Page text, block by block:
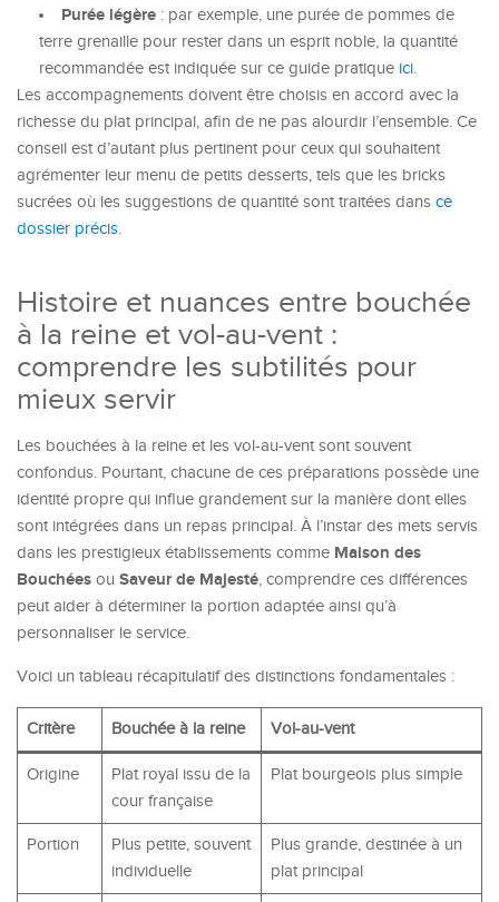
Purée légère : par exemple, une purée de pommes de
terre grenaille pour rester dans un esprit noble, la quantité
recommandée est indiquée sur ce guide pratique ici.
Les accompagnements doivent être choisis en accord avec la
richesse du plat principal, afin de ne pas alourdir l’ensemble. Ce
conseil est d’autant plus pertinent pour ceux qui souhaitent
agrémenter leur menu de petits desserts, tels que les bricks
sucrées où les suggestions de quantité sont traitées dans ce
dossier précis.
Histoire et nuances entre bouchée
à la reine et vol-au-vent :
comprendre les subtilités pour
mieux servir
Les bouchées à la reine et les vol-au-vent sont souvent
confondus. Pourtant, chacune de ces préparations possède une
identité propre qui influe grandement sur la manière dont elles
sont intégrées dans un repas principal. À l’instar des mets servis
dans les prestigieux établissements comme Maison des
Bouchées ou Saveur de Majesté, comprendre ces différences
peut aider à déterminer la portion adaptée ainsi qu’à
personnaliser le service.
Voici un tableau récapitulatif des distinctions fondamentales :
Critère Bouchée à la reine Vol-au-vent
Origine
Plat royal issu de la
cour française
Plat bourgeois plus simple
Portion
Plus petite, souvent
individuelle
Plus grande, destinée à un
plat principal